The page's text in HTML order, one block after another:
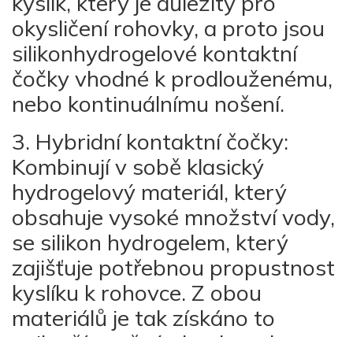
okysličení rohovky, a proto jsou
silikonhydrogelové kontaktní
čočky vhodné k prodlouženému,
nebo kontinuálnímu nošení.
3. Hybridní kontaktní čočky:
Kombinují v sobě klasický
hydrogelový materiál, který
obsahuje vysoké množství vody,
se silikon hydrogelem, který
zajišťuje potřebnou propustnost
kyslíku k rohovce. Z obou
materiálů je tak získáno to